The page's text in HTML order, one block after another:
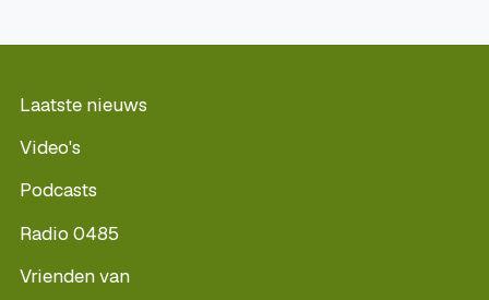
Laatste nieuws
Video's
Podcasts
Radio 0485
Vrienden van